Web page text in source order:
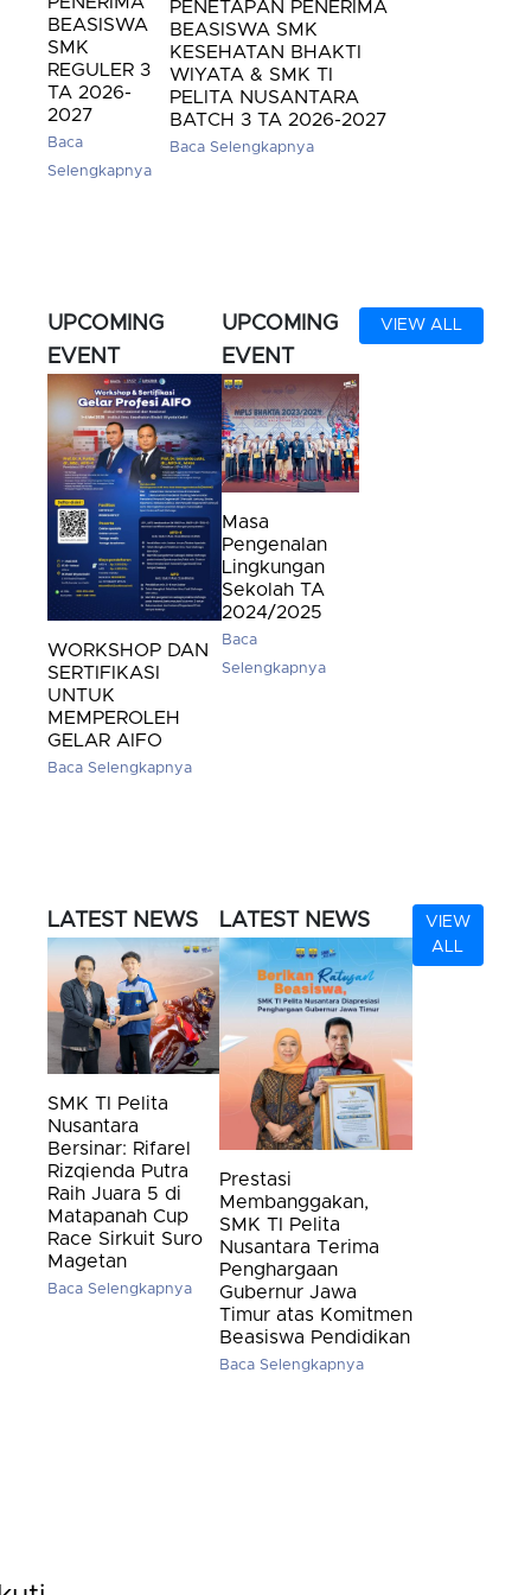
BEASISWA
SMK
REGULER 3
TA 2026-
2027
Baca
Selengkapnya
PENETAPAN PENERIMA
BEASISWA SMK
KESEHATAN BHAKTI
WIYATA & SMK TI
PELITA NUSANTARA
BATCH 3 TA 2026-2027
Baca Selengkapnya
UPCOMING
EVENT
WORKSHOP DAN
SERTIFIKASI
UNTUK
MEMPEROLEH
GELAR AIFO
Baca Selengkapnya
UPCOMING
EVENT
Masa
Pengenalan
Lingkungan
Sekolah TA
2024/2025
Baca
Selengkapnya
VIEW ALL
LATEST NEWS
SMK TI Pelita
Nusantara
Bersinar: Rifarel
Rizqienda Putra
Raih Juara 5 di
Matapanah Cup
Race Sirkuit Suro
Magetan
Baca Selengkapnya
LATEST NEWS
Prestasi
Membanggakan,
SMK TI Pelita
Nusantara Terima
Penghargaan
Gubernur Jawa
Timur atas Komitmen
Beasiswa Pendidikan
Baca Selengkapnya
VIEW
ALL